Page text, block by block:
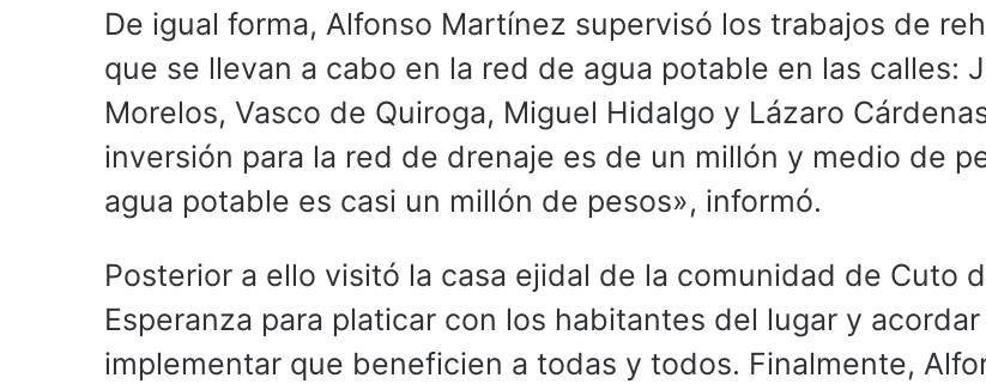
De igual forma, Alfonso Martínez supervisó los trabajos de
que se llevan a cabo en la red de agua potable en las calles:
Morelos, Vasco de Quiroga, Miguel Hidalgo y Lázaro
inversión para la red de drenaje es de un millón y medio de
agua potable es casi un millón de pesos», informó.
Posterior a ello visitó la casa ejidal de la comunidad de Cuto
Esperanza para platicar con los habitantes del lugar y
implementar que beneficien a todas y todos. Finalmente,